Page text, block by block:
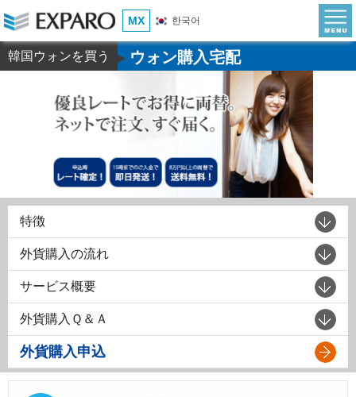
MX 한국어
韓国ウォンを買う ▶ウォン購入宅配
特徴
外貨購入の流れ
サービス概要
外貨購入Ｑ＆Ａ
外貨購入申込